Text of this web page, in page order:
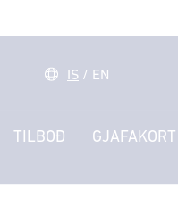
IS / EN
TILBOÐ GJAFAKORT